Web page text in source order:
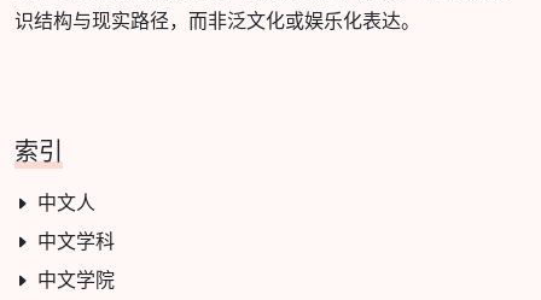
识结构与现实路径，而非泛文化或娱乐化表达。
索引
中文人
中文学科
中文学院